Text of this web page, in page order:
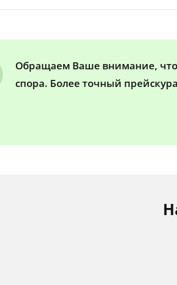
Обращаем Ваше внимание, что
спора. Более точный